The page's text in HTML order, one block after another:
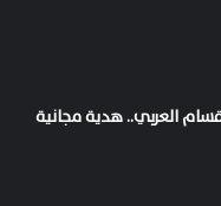
العربي.. هدية مجانية